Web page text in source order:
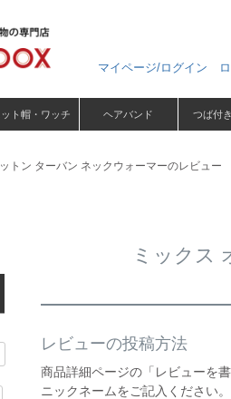
マイページ/ログイン
ット帽・ワッチ ヘアバンド つば付
トン ターバン ネックウォーマーのレビュー
ミックス
レビューの投稿方法
商品詳細ページの「レビューを
ニックネームをご記入ください。